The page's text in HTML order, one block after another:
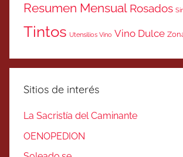
Resumen Mensual Rosados
Tintos Utensilios Vino Vino Dulce
Sitios de interés
La Sacristía del Caminante
OENOPEDION